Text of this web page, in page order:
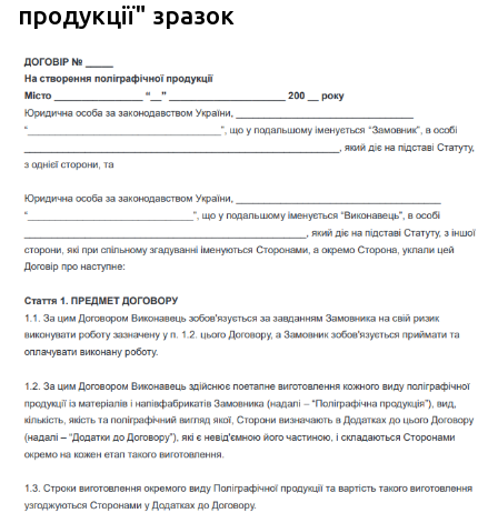
продукції" зразок